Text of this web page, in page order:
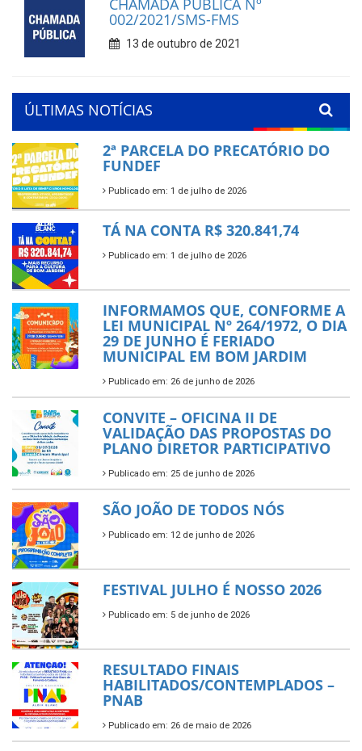
CHAMADA PÚBLICA Nº
002/2021/SMS-FMS
13 de outubro de 2021
ÚLTIMAS NOTÍCIAS
2ª PARCELA DO PRECATÓRIO DO
FUNDEF
Publicado em: 1 de julho de 2026
TÁ NA CONTA R$ 320.841,74
Publicado em: 1 de julho de 2026
INFORMAMOS QUE, CONFORME A
LEI MUNICIPAL Nº 264/1972, O DIA
29 DE JUNHO É FERIADO
MUNICIPAL EM BOM JARDIM
Publicado em: 26 de junho de 2026
CONVITE – OFICINA II DE
VALIDAÇÃO DAS PROPOSTAS DO
PLANO DIRETOR PARTICIPATIVO
Publicado em: 25 de junho de 2026
SÃO JOÃO DE TODOS NÓS
Publicado em: 12 de junho de 2026
FESTIVAL JULHO É NOSSO 2026
Publicado em: 5 de junho de 2026
RESULTADO FINAIS
HABILITADOS/CONTEMPLADOS –
PNAB
Publicado em: 26 de maio de 2026